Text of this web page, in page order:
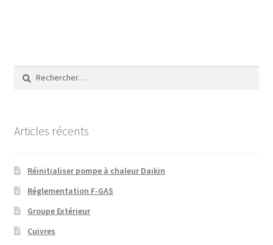
Rechercher :
Articles récents
Réinitialiser pompe à chaleur Daikin
Réglementation F-GAS
Groupe Extérieur
Cuivres